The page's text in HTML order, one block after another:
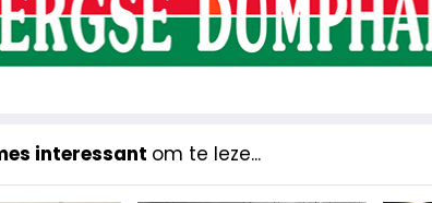
interessant om te leze...